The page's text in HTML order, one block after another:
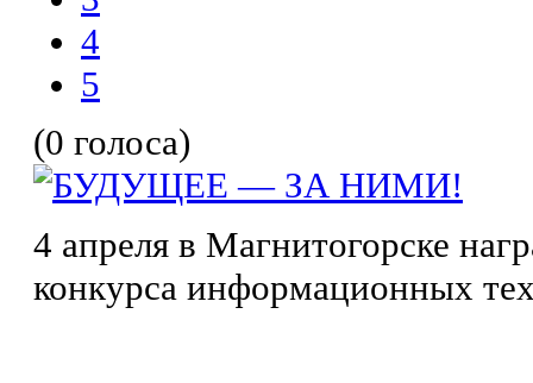
4
5
(0 голоса)
4 апреля в Магнитогорске
конкурса информационных